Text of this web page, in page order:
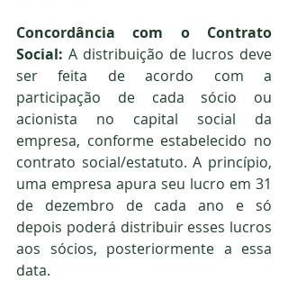
Concordância com o Contrato
Social: A distribuição de lucros deve
ser feita de acordo com a
participação de cada sócio ou
acionista no capital social da
empresa, conforme estabelecido no
contrato social/estatuto. A princípio,
uma empresa apura seu lucro em 31
de dezembro de cada ano e só
depois poderá distribuir esses lucros
aos sócios, posteriormente a essa
data.